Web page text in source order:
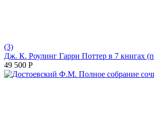
(3)
Дж. К. Роулинг Гарри Поттер в 7 книгах
49 500 Р